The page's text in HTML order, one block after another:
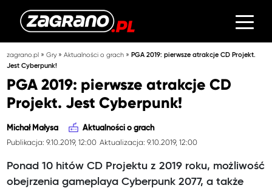
zagrano.pl »Gry»Aktualności o grach »PGA 2019: pierwsze atrakcje CD Projekt.
Jest Cyberpunk!
PGA 2019: pierwsze atrakcje CD
Projekt. Jest Cyberpunk!
Michał Małysa Aktualności o grach
Publikacja: 9.10.2019, 12:00 Aktualizacja: 9.10.2019, 12:00
Ponad 10 hitów CD Projektu z 2019 roku, możliwość
obejrzenia gameplaya Cyberpunk 2077, a także